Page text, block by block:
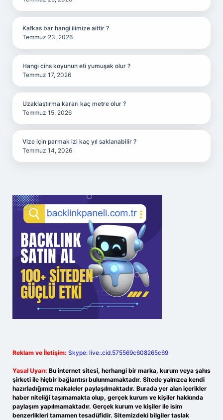
Kafkas bar hangi ilimize aittir ?
Temmuz 23, 2026
Hangi cins koyunun eti yumuşak olur ?
Temmuz 17, 2026
Uzaklaştırma kararı kaç metre olur ?
Temmuz 15, 2026
Vize için parmak izi kaç yıl saklanabilir ?
Temmuz 14, 2026
Reklam ve İletişim: Skype: live:.cid.575569c608265c69
Yasal Uyarı: Bu internet sitesi, herhangi bir marka, kurum veya şahıs
şirketi ile hiçbir bağlantısı bulunmamaktadır. Sitede yalnızca kendi
hazırladığımız makaleler paylaşılmaktadır. Burada yer alan içerikler
haber niteliği taşımamakta olup, gerçek kurum ve kişiler hakkında
paylaşım yapılmamaktadır. Gerçek kurum ve kişiler ile isim
benzerlikleri tamamen tesadüfidir. Sitemizdeki bilgiler taslak